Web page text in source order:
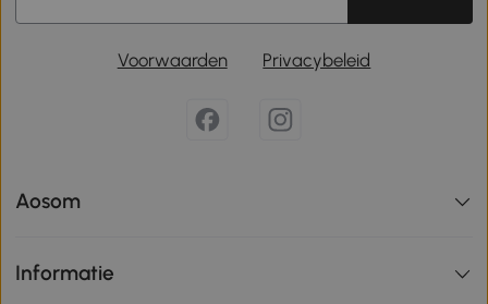
Voorwaarden Privacybeleid
Aosom
Informatie